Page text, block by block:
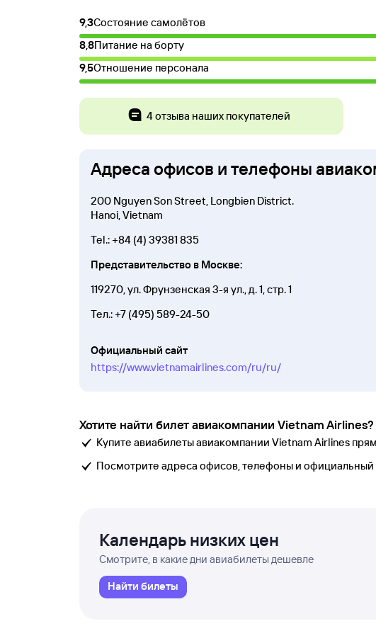
9,3Состояние самолётов
8,8Питание на борту
9,5Отношение персонала
4 отзыва наших покупателей
Адреса офисов и телефоны
200 Nguyen Son Street, Longbien District.
Hanoi, Vietnam
Tel.:+84 (4) 39381 835
Представительство в Москве:
119270,ул. Фрунзенская 3-я ул., д. 1, стр. 1
Тел.:+7 (495) 589-24-50
Официальный сайт
https://www.vietnamairlines.com/ru/ru/
Хотите найти билет авиакомпании Vietnam Airlines?
Купите авиабилеты авиакомпании Vietnam Airlines
Посмотрите адреса офисов, телефоны и официальный
Календарь низких цен
Смотрите, в какие дни авиабилеты дешевле
Найти билеты